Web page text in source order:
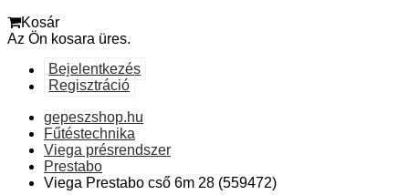
Kosár
Az Ön kosara üres.
Bejelentkezés
Regisztráció
gepeszshop.hu
Fűtéstechnika
Viega présrendszer
Prestabo
Viega Prestabo cső 6m 28 (559472)